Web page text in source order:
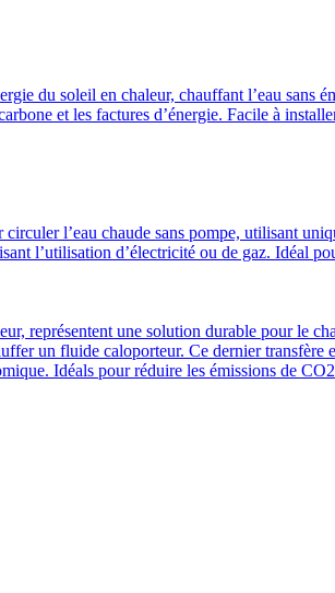
du soleil en chaleur, chauffant l’eau sans
et les factures d’énergie. Facile à
l’eau chaude sans pompe, utilisant
l’utilisation d’électricité ou de gaz. Idéal
représentent une solution durable pour le
un fluide caloporteur. Ce dernier transfère
Idéals pour réduire les émissions de